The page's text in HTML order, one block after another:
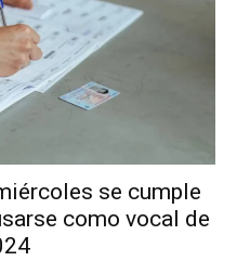
se cumple
como vocal de